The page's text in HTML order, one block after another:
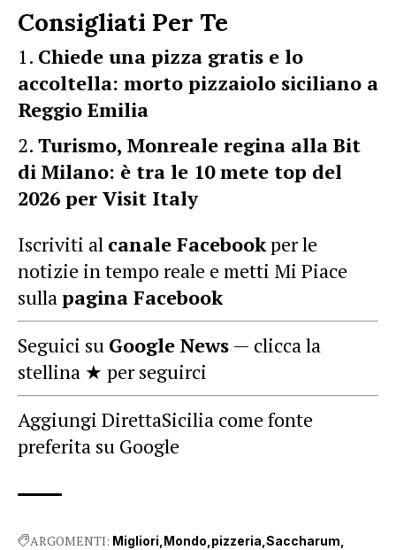
Consigliati Per Te
Chiede una pizza gratis e lo
accoltella: morto pizzaiolo siciliano a
Reggio Emilia
Turismo, Monreale regina alla Bit
di Milano: è tra le 10 mete top del
2026 per Visit Italy
Iscriviti al canale Facebookper le
notizie in tempo reale e metti Mi Piace
sullapagina Facebook
Seguici su Google News — clicca la
stellina ★ per seguirci
Aggiungi DirettaSicilia come fonte
preferita su Google
ARGOMENTI: Migliori Mondo pizzeria Saccharum